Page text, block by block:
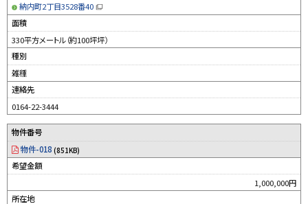
納内町2丁目3528番40
（
規
ウ
ィ
ン
ウ
開
ま
）
面積
330平方メートル（約100坪坪）
種別
雑種
連絡先
0164-22-3444
物件番号
物件-018 (851KB)
希望金額
1,000,000円
所在地